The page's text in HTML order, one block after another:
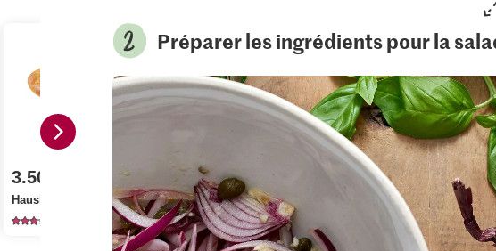
3.50
Hausbäckerei Focaccia
4.95
Sélection Tomates
cerises en branche
319
3.75
Alnatura Bio
Condimento Bianco
fruité et doux
Préparer les ingrédients pour la